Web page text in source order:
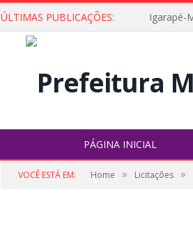
ÚLTIMAS PUBLICAÇÕES:
PÁGINA INICIAL
VOCÊ ESTÁ EM: Home » Licitações »